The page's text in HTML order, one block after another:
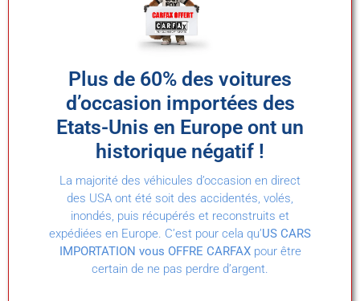
Plus de 60% des voitures
d’occasion importées des
Etats-Unis en Europe ont un
historique négatif !
La majorité des véhicules d’occasion en direct
des USA ont été soit des accidentés, volés,
inondés, puis récupérés et reconstruits et
expédiées en Europe. C’est pour cela qu’US CARS
IMPORTATION vous OFFRE CARFAX pour être
certain de ne pas perdre d’argent.